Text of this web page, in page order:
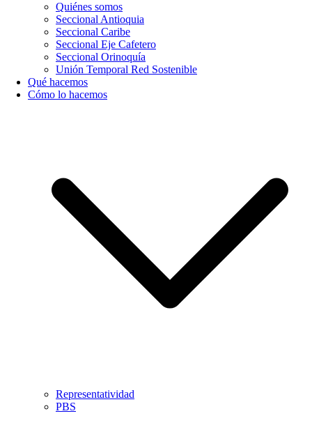
Quiénes somos
Seccional Antioquia
Seccional Caribe
Seccional Eje Cafetero
Seccional Orinoquía
Unión Temporal Red Sostenible
Qué hacemos
Cómo lo hacemos
Representatividad
PBS